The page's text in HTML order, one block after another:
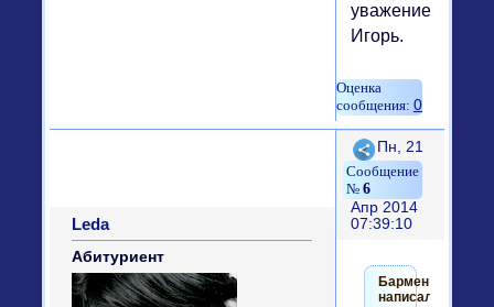
уважением,
Игорь.
0
Поделиться
6
Пн, 21
Апр 2014
07:39:10
Leda
Абитуриент
Бармен
написал(а):